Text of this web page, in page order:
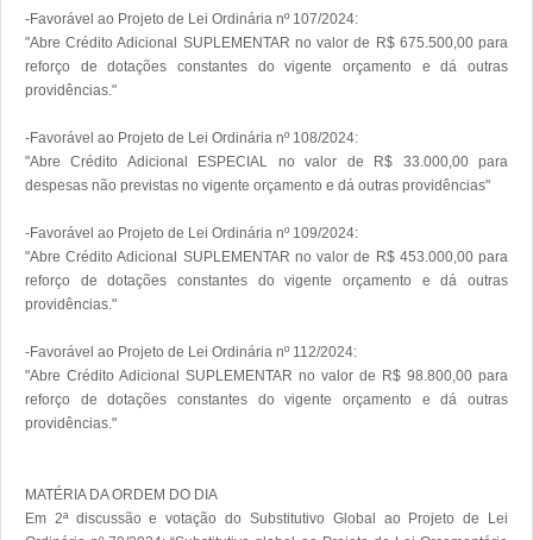
-Favorável ao Projeto de Lei Ordinária nº 107/2024:
"Abre Crédito Adicional SUPLEMENTAR no valor de R$ 675.500,00 para
reforço de dotações constantes do vigente orçamento e dá outras
providências."
-Favorável ao Projeto de Lei Ordinária nº 108/2024:
"Abre Crédito Adicional ESPECIAL no valor de R$ 33.000,00 para
despesas não previstas no vigente orçamento e dá outras providências"
-Favorável ao Projeto de Lei Ordinária nº 109/2024:
"Abre Crédito Adicional SUPLEMENTAR no valor de R$ 453.000,00 para
reforço de dotações constantes do vigente orçamento e dá outras
providências."
-Favorável ao Projeto de Lei Ordinária nº 112/2024:
"Abre Crédito Adicional SUPLEMENTAR no valor de R$ 98.800,00 para
reforço de dotações constantes do vigente orçamento e dá outras
providências."
MATÉRIA DA ORDEM DO DIA
Em 2ª discussão e votação do Substitutivo Global ao Projeto de Lei